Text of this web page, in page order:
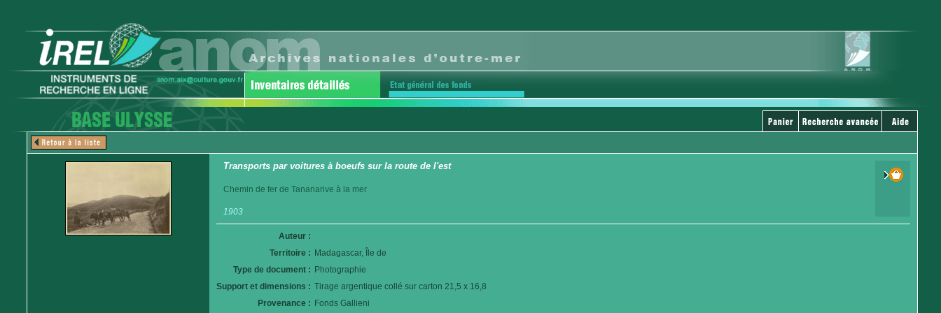
Transports par voitures à boeufs sur la route de l'est
Chemin de fer de Tananarive à la mer
1903
Auteur :
Territoire : Madagascar, Île de
Type de document : Photographie
Support et dimensions : Tirage argentique collé sur carton 21,5 x 16,8
Provenance : Fonds Gallieni